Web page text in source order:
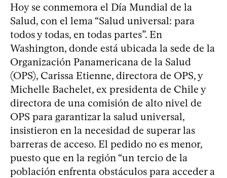
Hoy se conmemora el Día Mundial de la
Salud, con el lema “Salud universal: para
todos y todas, en todas partes”. En
Washington, donde está ubicada la sede de la
Organización Panamericana de la Salud
(OPS), Carissa Etienne, directora de OPS, y
Michelle Bachelet, ex presidenta de Chile y
directora de una comisión de alto nivel de
OPS para garantizar la salud universal,
insistieron en la necesidad de superar las
barreras de acceso. El pedido no es menor,
puesto que en la región “un tercio de la
población enfrenta obstáculos para acceder a